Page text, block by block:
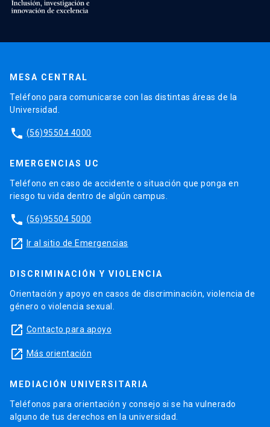
MESA CENTRAL
Teléfono para comunicarse con las distintas áreas de la
Universidad.
phone (56)95504 4000
EMERGENCIAS UC
Teléfono en caso de accidente o situación que ponga en
riesgo tu vida dentro de algún campus.
phone (56)95504 5000
launch Ir al sitio de Emergencias
DISCRIMINACIÓN Y VIOLENCIA
Orientación y apoyo en casos de discriminación, violencia de
género o violencia sexual.
launch Contacto para apoyo
launch Más orientación
MEDIACIÓN UNIVERSITARIA
Teléfonos para orientación y consejo si se ha vulnerado
alguno de tus derechos en la universidad.